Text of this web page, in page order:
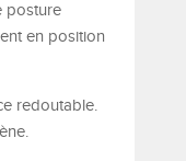
posture
en position
redoutable.